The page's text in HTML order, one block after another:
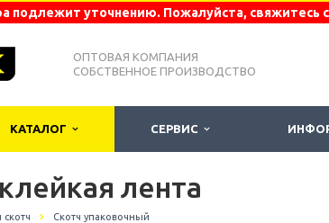
подлежит уточнению. Пожалуйста,
ОПТОВАЯ КОМПАНИЯ
СОБСТВЕННОЕ ПРОИЗВОДСТВО
КАТАЛОГ СЕРВИС
лента
Скотч упаковочный